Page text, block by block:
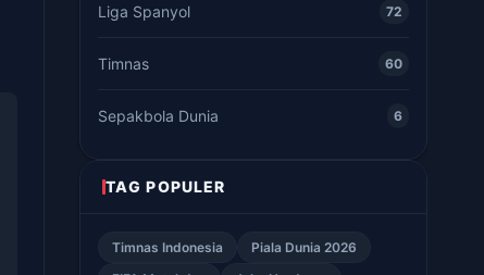
Liga Spanyol 72
Timnas 60
Sepakbola Dunia 6
TAG POPULER
Timnas Indonesia
Piala Dunia 2026